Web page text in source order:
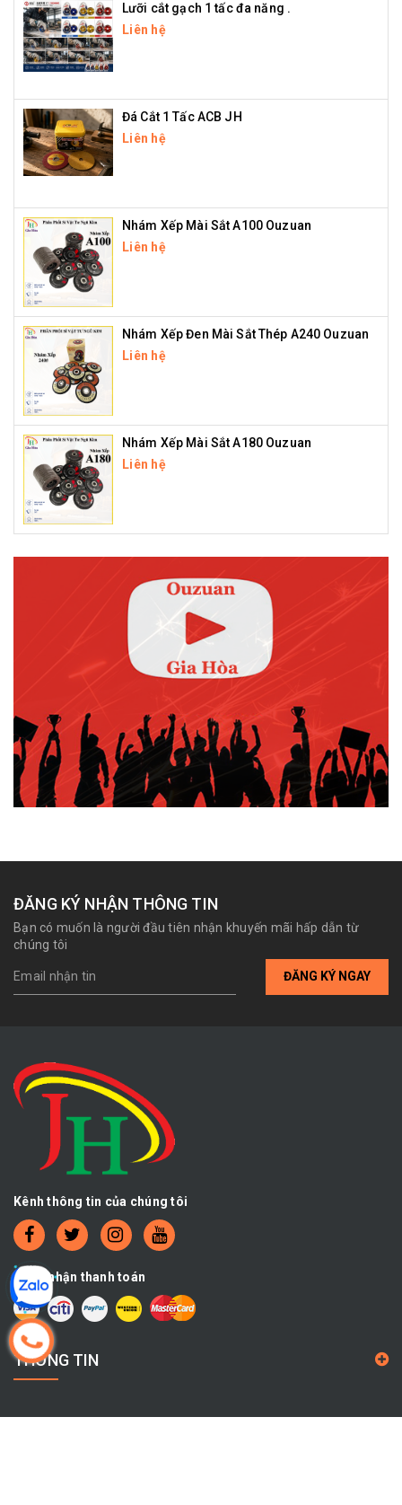
Lưỡi cắt gạch 1 tấc đa năng .
Liên hệ
Đá Cắt 1 Tấc ACB JH
Liên hệ
Nhám Xếp Mài Sắt A100 Ouzuan
Liên hệ
Nhám Xếp Đen Mài Sắt Thép A240 Ouzuan
Liên hệ
Nhám Xếp Mài Sắt A180 Ouzuan
Liên hệ
ĐĂNG KÝ NHẬN THÔNG TIN
Bạn có muốn là người đầu tiên nhận khuyến mãi hấp dẫn từ
chúng tôi
ĐĂNG KÝ NGAY
Kênh thông tin của chúng tôi
Chấp nhận thanh toán
THÔNG TIN